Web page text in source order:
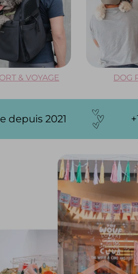
& VOYAGE DOG
+15 000 clients (et poilus)